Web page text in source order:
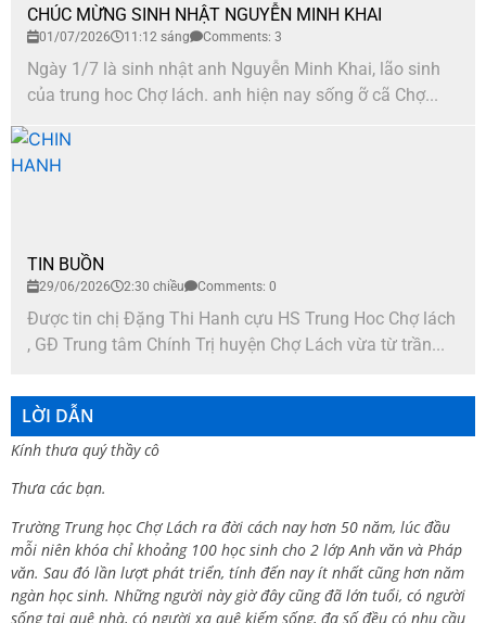
CHÚC MỪNG SINH NHẬT NGUYỄN MINH KHAI
01/07/2026 11:12 sáng Comments: 3
Ngày 1/7 là sinh nhật anh Nguyễn Minh Khai, lão sinh
của trung hoc Chợ lách. anh hiện nay sống ỡ cã Chợ...
TIN BUỒN
29/06/2026 2:30 chiều Comments: 0
Được tin chị Đặng Thi Hanh cựu HS Trung Hoc Chợ lách
, GĐ Trung tâm Chính Trị huyện Chợ Lách vừa từ trần...
LỜI DẪN
Kính thưa quý thầy cô
Thưa các bạn.
Trường Trung học Chợ Lách ra đời cách nay hơn 50 năm, lúc đầu
mỗi niên khóa chỉ khoảng 100 học sinh cho 2 lớp Anh văn và Pháp
văn. Sau đó lần lượt phát triển, tính đến nay ít nhất cũng hơn năm
ngàn học sinh. Những người này giờ đây cũng đã lớn tuổi, có người
sống tại quê nhà, có người xa quê kiếm sống, đa số đều có nhu cầu